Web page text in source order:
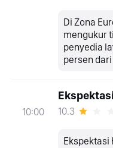
Di Zona
mengukur
penyedia
persen
10:00 10.3
Ekspektasi